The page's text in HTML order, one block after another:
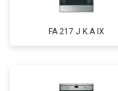
FA 217 J K.A IX